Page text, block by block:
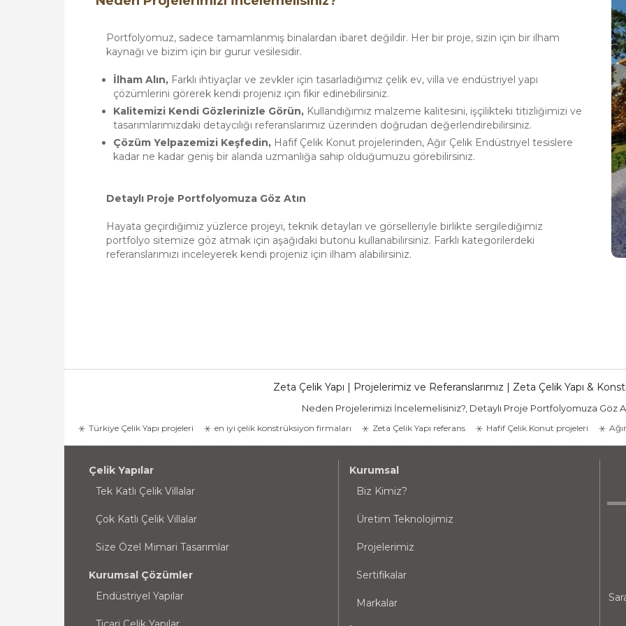
Portfolyomuz, sadece tamamlanmış binalardan ibaret değildir. Her bir proje, sizin için bir ilham
kaynağı ve bizim için bir gurur vesilesidir.
İlham Alın, Farklı ihtiyaçlar ve zevkler için tasarladığımız çelik ev, villa ve endüstriyel yapı
çözümlerini görerek kendi projeniz için fikir edinebilirsiniz.
Kalitemizi Kendi Gözlerinizle Görün, Kullandığımız malzeme kalitesini, işçilikteki titizliğimizi ve
tasarımlarımızdaki detaycılığı referanslarımız üzerinden doğrudan değerlendirebilirsiniz.
Çözüm Yelpazemizi Keşfedin, Hafif Çelik Konut projelerinden, Ağır Çelik Endüstriyel tesislere
kadar ne kadar geniş bir alanda uzmanlığa sahip olduğumuzu görebilirsiniz.
Detaylı Proje Portfolyomuza Göz Atın
Hayata geçirdiğimiz yüzlerce projeyi, teknik detayları ve görselleriyle birlikte sergilediğimiz
portfolyo sitemize göz atmak için aşağıdaki butonu kullanabilirsiniz. Farklı kategorilerdeki
referanslarımızı inceleyerek kendi projeniz için ilham alabilirsiniz.
Zeta Çelik Yapı | Projelerimiz ve Referanslarımız | Zeta Çelik Yapı &
Neden Projelerimizi İncelemelisiniz?, Detaylı Proje Portfolyomuza Göz
Türkiye Çelik Yapı projeleri en iyi çelik konstrüksiyon firmaları Zeta Çelik Yapı referans Hafif Çelik Konut projeleri
Çelik Yapılar
Tek Katlı Çelik Villalar
Çok Katlı Çelik Villalar
Size Özel Mimari Tasarımlar
Kurumsal Çözümler
Endüstriyel Yapılar
Kurumsal
Biz Kimiz?
Üretim Teknolojimiz
Projelerimiz
Sertifikalar
Markalar